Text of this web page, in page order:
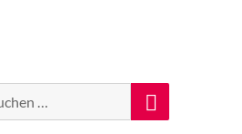
Suchen